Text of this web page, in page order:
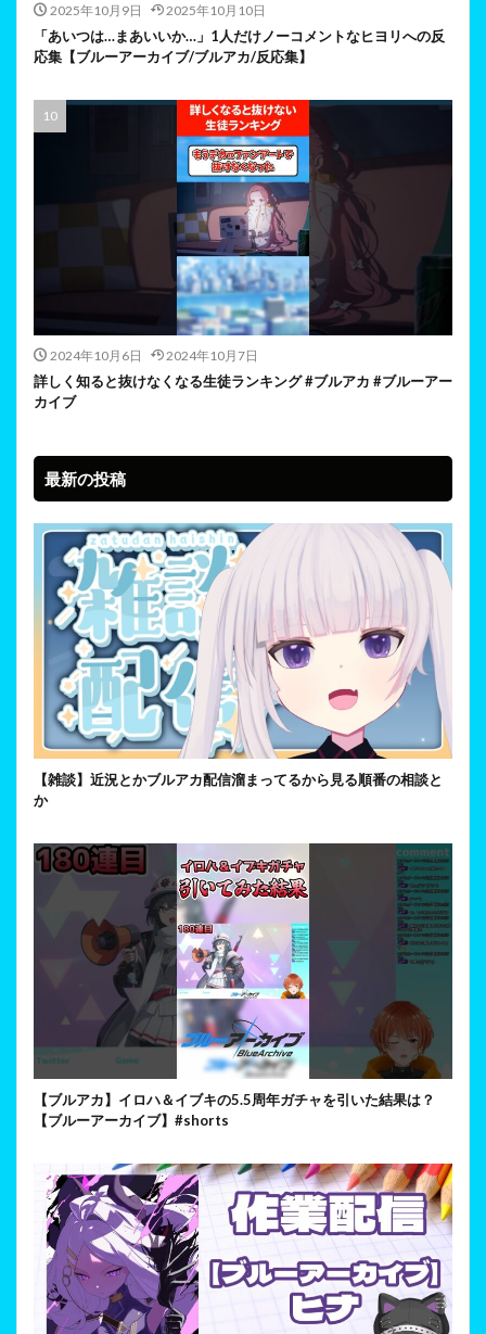
2025年10月9日 2025年10月10日
「あいつは…まあいいか…」1人だけノーコメントなヒヨリへの反
応集【ブルーアーカイブ/ブルアカ/反応集】
2024年10月6日 2024年10月7日
詳しく知ると抜けなくなる生徒ランキング #ブルアカ #ブルーアー
カイブ
最新の投稿
【雑談】近況とかブルアカ配信溜まってるから見る順番の相談と
か
【ブルアカ】イロハ＆イブキの5.5周年ガチャを引いた結果は？
【ブルーアーカイブ】#shorts